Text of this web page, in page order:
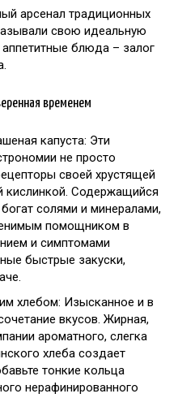
арсенал традиционных
свою идеальную
блюда – залог
временем
капуста: Эти
не просто
своей хрустящей
кислинкой. Содержащийся
солями и минералами,
помощником в
и симптомами
быстрые закуски,
хлебом: Изысканное и в
вкусов. Жирная,
ароматного, слегка
хлеба создает
тонкие кольца
нерафинированного